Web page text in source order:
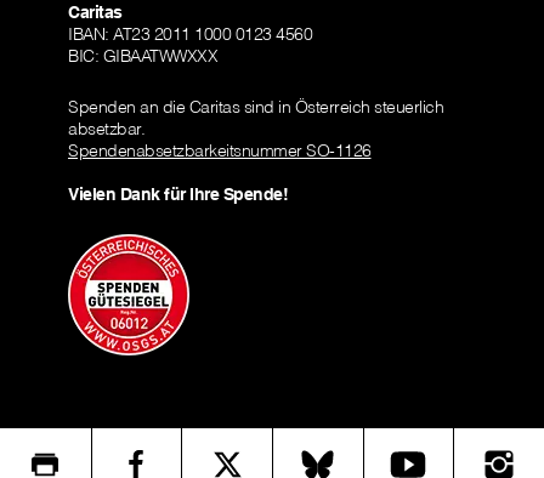
Caritas
IBAN: AT23 2011 1000 0123 4560
BIC: GIBAATWWXXX
Spenden an die Caritas sind in Österreich steuerlich
absetzbar.
Spendenabsetzbarkeitsnummer SO-1126
Vielen Dank für Ihre Spende!